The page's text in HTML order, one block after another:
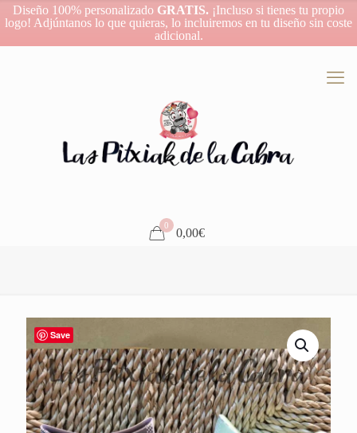
Diseño 100% personalizado GRATIS. ¡Incluso si tienes tu propio
logo! Adjúntanos lo que quieras, lo incluiremos en tu diseño sin coste
adicional.
0
0,00€
Save